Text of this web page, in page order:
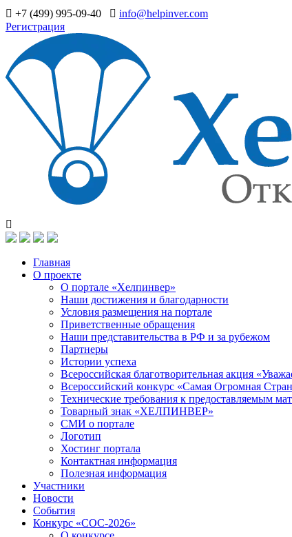
+7 (499) 995-09-40
info@helpinver.com
Регистрация
Главная
О проекте
О портале «Хелпинвер»
Наши достижения и благодарности
Условия размещения на портале
Приветственные обращения
Наши представительства в РФ и за рубежом
Партнеры
Истории успеха
Всероссийская благотворительная акция
Всероссийский конкурс «Самая Огромная
Технические требования к предоставляемым
Товарный знак «ХЕЛПИНВЕР»
СМИ о портале
Логотип
Хостинг портала
Контактная информация
Полезная информация
Участники
Новости
События
Конкурс «СОС-2026»